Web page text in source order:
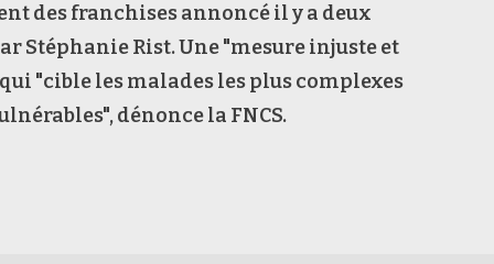
des franchises annoncé il y a deux
Stéphanie Rist. Une "mesure injuste et
"cible les malades les plus complexes
dénonce la FNCS.